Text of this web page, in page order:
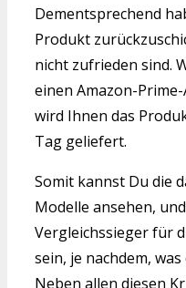
Dementsprechend
Produkt
nicht zufrieden sind.
einen Amazon-
wird Ihnen das
Tag geliefert.
Somit kannst Du die
Modelle ansehen,
Vergleichssieger für
sein, je nachdem,
Neben allen diesen